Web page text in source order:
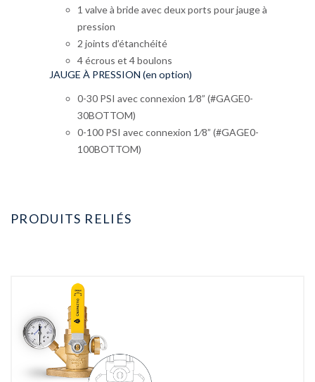
1 valve à bride avec deux ports pour jauge à
pression
2 joints d’étanchéité
4 écrous et 4 boulons
JAUGE À PRESSION (en option)
0-30 PSI avec connexion 1⁄8” (#GAGE0-
30BOTTOM)
0-100 PSI avec connexion 1⁄8” (#GAGE0-
100BOTTOM)
PRODUITS RELIÉS